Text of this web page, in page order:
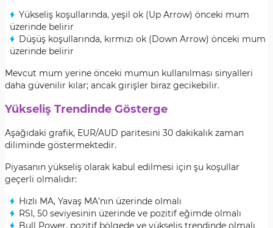
Yükseliş koşullarında, yeşil ok (Up Arrow) önceki mum
üzerinde belirir
Düşüş koşullarında, kırmızı ok (Down Arrow) önceki mum
üzerinde belirir
Mevcut mum yerine önceki mumun kullanılması sinyalleri
daha güvenilir kılar; ancak girişler biraz gecikebilir.
Yükseliş Trendinde Gösterge
Aşağıdaki grafik, EUR/AUD paritesini 30 dakikalık zaman
diliminde göstermektedir.
Piyasanın yükseliş olarak kabul edilmesi için şu koşullar
geçerli olmalıdır:
Hızlı MA, Yavaş MA’nın üzerinde olmalı
RSI, 50 seviyesinin üzerinde ve pozitif eğimde olmalı
Bull Power, pozitif bölgede ve yükseliş trendinde olmalı